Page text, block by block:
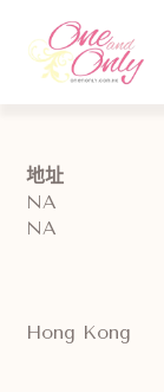
地址
NA
NA
Hong Kong